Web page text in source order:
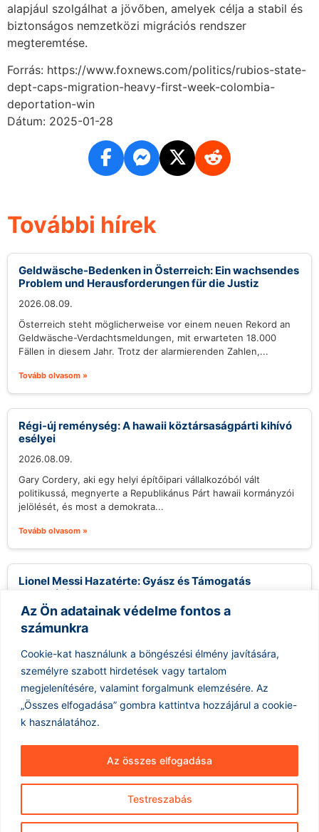
Az Ön adatainak védelme fontos a
számunkra
Cookie-kat használunk a böngészési élmény javítására,
személyre szabott hirdetések vagy tartalom
megjelenítésére, valamint forgalmunk elemzésére. Az
„Összes elfogadása” gombra kattintva hozzájárul a cookie-
k használatához.
Testreszabás
Az összes elfogadása
alapjául szolgálhat a jövőben, amelyek célja a stabil és
biztonságos nemzetközi migrációs rendszer
megteremtése.
Forrás: https://www.foxnews.com/politics/rubios-state-
dept-caps-migration-heavy-first-week-colombia-
deportation-win
Dátum: 2025-01-28
További hírek
Geldwäsche-Bedenken in Österreich: Ein wachsendes
Problem und Herausforderungen für die Justiz
2026.08.09.
Österreich steht möglicherweise vor einem neuen Rekord an
Geldwäsche-Verdachtsmeldungen, mit erwarteten 18.000
Fällen in diesem Jahr. Trotz der alarmierenden Zahlen,...
Tovább olvasom »
Régi-új reménység: A hawaii köztársaságpárti kihívó
esélyei
2026.08.09.
Gary Cordery, aki egy helyi építőipari vállalkozóból vált
politikussá, megnyerte a Republikánus Párt hawaii kormányzói
jelölését, és most a demokrata...
Tovább olvasom »
Lionel Messi Hazatérte: Gyász és Támogatás
Argentínában
2026.08.09.
Futball világcsillag, Lionel Messi gyászol: édesapja, Jorge
Messi elhunytát követően a futballista a hétvégén visszatért
Argentínába családjával. Az esemény nemcsak...
Tovább olvasom »
Hírarchívum Impresszum ÁSZF